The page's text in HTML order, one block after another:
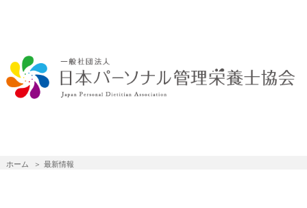
ホーム 最新情報